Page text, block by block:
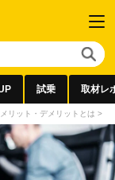
試乗 取材レ
リット・デメリットとは >